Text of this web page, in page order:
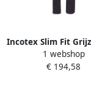
Incotex Slim Fit
met Logo Gray
1 webshop
€ 194,58